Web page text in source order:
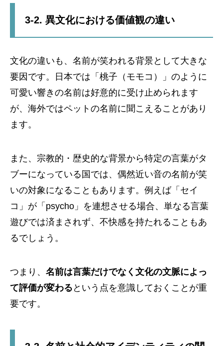
3-2. 異文化における価値観の違い
文化の違いも、名前が笑われる背景として大きな
要因です。日本では「桃子（モモコ）」のように
可愛い響きの名前は好意的に受け止められます
が、海外ではペットの名前に聞こえることがあり
ます。
また、宗教的・歴史的な背景から特定の言葉がタ
ブーになっている国では、偶然近い音の名前が笑
いの対象になることもあります。例えば「セイ
コ」が「psycho」を連想させる場合、単なる言葉
遊びでは済まされず、不快感を持たれることもあ
るでしょう。
つまり、 名前は言葉だけでなく文化の文脈によっ
て評価が変わる という点を意識しておくことが重
要です。